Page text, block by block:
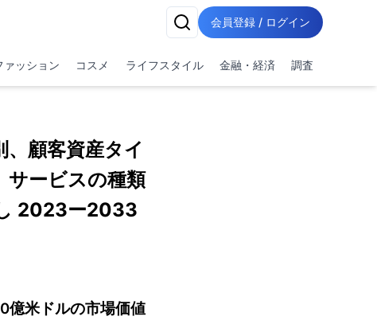
会員登録 / ログイン
ァッション コスメ ライフスタイル 金融・経済 調査
顧客資産タイ
サービスの種類
2023ー2033
億米ドルの市場価値